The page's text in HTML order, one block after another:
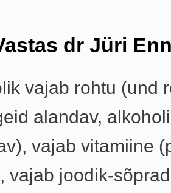
dr Jüri
vajab rohtu (und
alandav,
vajab vitamiine
vajab joodik-